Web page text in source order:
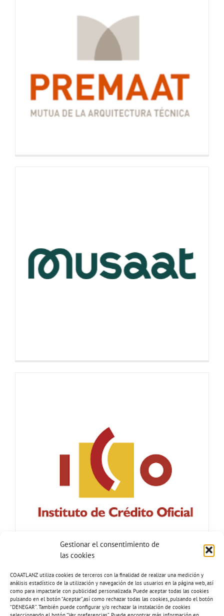
Gestionar el consentimiento de
las cookies
COAATLANZ utiliza cookies de terceros con la finalidad de realizar una medición y
análisis estadístico de la utilización y navegación de los usuarios en la página web, así
como para impactarle con publicidad personalizada. Puede aceptar todas las cookies
pulsando en el botón “Aceptar”,así como rechazar todas las cookies, pulsando el botón
“DENEGAR”. También puede configurar y/o rechazar la instalación de cookies